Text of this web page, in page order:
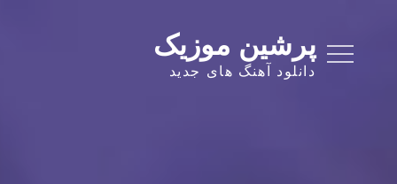
content
پرشین موزیک
دانلود آهنگ های جدید